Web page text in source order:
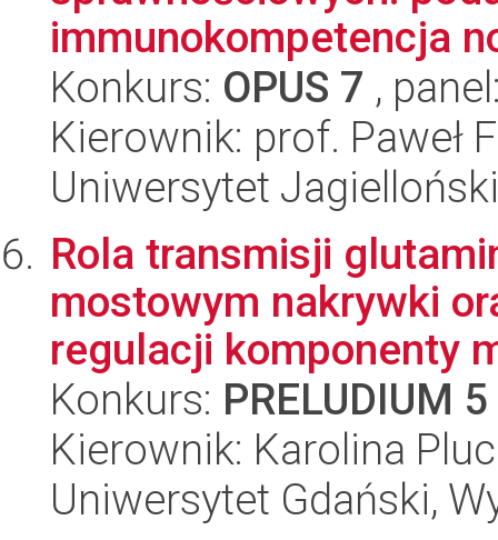
immunokompetencja
Konkurs: OPUS 7 ,
Kierownik: prof. Paweł
Uniwersytet
Rola transmisji
mostowym nakrywki
regulacji komponenty
Konkurs: PRELUDIUM 5
Kierownik: Karolina
Uniwersytet Gdański,